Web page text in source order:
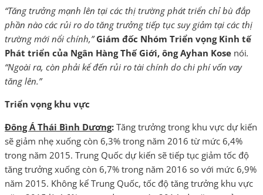
“Tăng trưởng mạnh lên tại các thị trường phát triển chỉ bù đắp
phần nào các rủi ro do tăng trưởng tiếp tục suy giảm tại các thị
trường mới nổi chính,” Giám đốc Nhóm Triển vọng Kinh tế
Phát triển của Ngân Hàng Thế Giới, ông Ayhan Kose nói.
“Ngoài ra, còn phải kể đến rủi ro tài chính do chi phí vốn vay
tăng lên.”
Triển vọng khu vực
Đông Á Thái Bình Dương: Tăng trưởng trong khu vực dự kiến
sẽ giảm nhẹ xuống còn 6,3% trong năm 2016 từ mức 6,4%
trong năm 2015. Trung Quốc dự kiến sẽ tiếp tục giảm tốc độ
tăng trưởng xuống còn 6,7% trong năm 2016 so với mức 6,9%
năm 2015. Không kể Trung Quốc, tốc độ tăng trưởng khu vực